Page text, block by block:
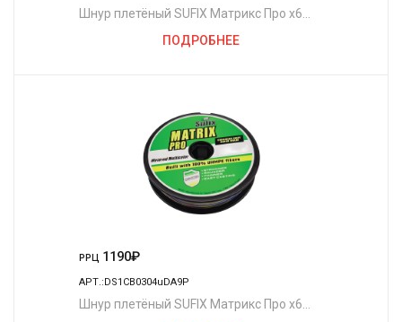
Шнур плетёный SUFIX Матрикс Про x6
ПОДРОБНЕЕ
РРЦ 1190₽
АРТ.:DS1CB0304uDA9P
Шнур плетёный SUFIX Матрикс Про x6